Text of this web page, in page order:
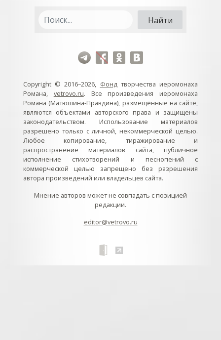
Copyright © 2016–2026, Фондтворчества иеромонаха
Романа, vetrovo.ru. Все произведения иеромонаха
Романа (Матюшина-Правдина), размещённые на сайте,
являются объектами авторского права и защищены
законодательством. Использование материалов
разрешено только с личной, некоммерческой целью.
Любое копирование, тиражирование и
распространение материалов сайта, публичное
исполнение стихотворений и песнопений с
коммерческой целью запрещено без разрешения
автора произведений или владельцев сайта.
Мнение авторов может не совпадать с позицией
редакции.
editor@vetrovo.ru